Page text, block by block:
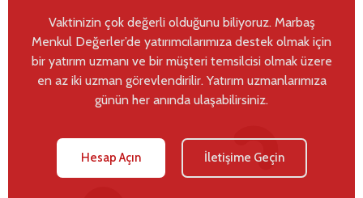
Vaktinizin çok değerli olduğunu biliyoruz. Marbaş
Menkul Değerler’de yatırımcılarımıza destek olmak için
bir yatırım uzmanı ve bir müşteri temsilcisi olmak üzere
en az iki uzman görevlendirilir. Yatırım uzmanlarımıza
günün her anında ulaşabilirsiniz.
Hesap Açın İletişime Geçin